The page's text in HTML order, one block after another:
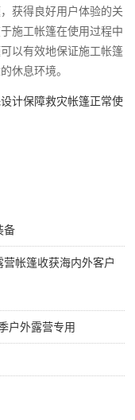
获得良好用户体验的关
施工帐篷在使用过程中
以有效地保证施工帐篷
休息环境。
计保障救灾帐篷正常使
备
帐篷收获海内外客户
户外露营专用